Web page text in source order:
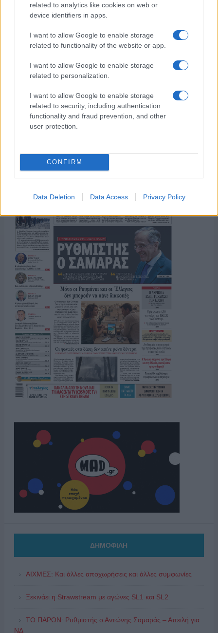
related to analytics like cookies on web or
device identifiers in apps.
I want to allow Google to enable storage
related to functionality of the website or app.
I want to allow Google to enable storage
related to personalization.
I want to allow Google to enable storage
related to security, including authentication
functionality and fraud prevention, and other
user protection.
CONFIRM
Data Deletion Data Access Privacy Policy
της Ζωής μας
το ελληνικό καλοκαίρι και ένας
πολιτισμός που μας ενώνει κάθε μέρα.
ΟΣΑ ΧΡΕΙΑΖΕΣΑΙ
ΓΙΑ ΤΟ ΚΑΛΟΚΑΙΡΙ ΣΟΥ →
ΔΗΜΟΦΙΛΗ
ΑΙΧΜΕΣ: Και άλλες αποχωρήσεις και άλλες συμφωνίες
Ξεκινάει η Strawstream με αγώνες SL1 και SL2
ΤΟ ΠΑΡΟΝ: Ρυθμιστής ο Αντώνης Σαμαράς – Απειλή για
ΝΔ